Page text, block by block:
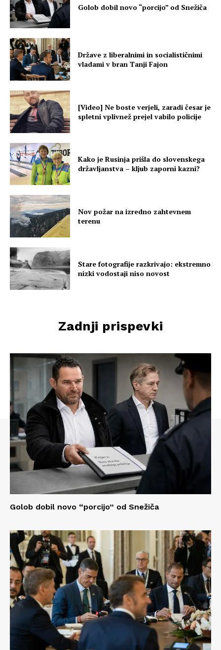
Golob dobil novo “porcijo” od Snežiča
Države z liberalnimi in socialističnimi
vladami v bran Tanji Fajon
[Video] Ne boste verjeli, zaradi česar je
spletni vplivnež prejel vabilo policije
Kako je Rusinja prišla do slovenskega
državljanstva – kljub zaporni kazni?
Nov požar na izredno zahtevnem
terenu
Stare fotografije razkrivajo: ekstremno
nizki vodostaji niso novost
Zadnji prispevki
Golob dobil novo “porcijo” od Snežiča